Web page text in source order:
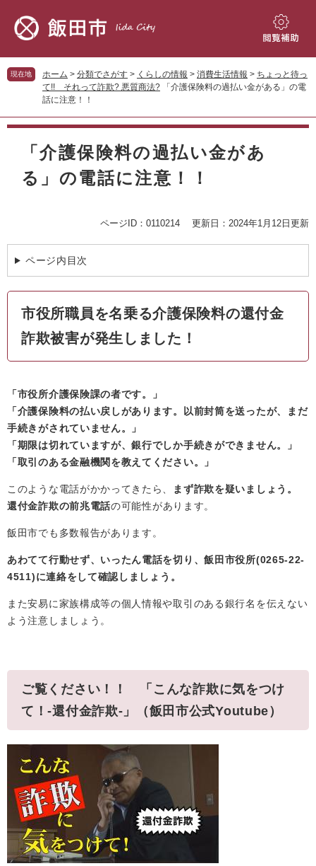
先
頭
を
飛
て
閲
補
助
現在地 ホーム > 分類でさがす > くらしの情報 > 消費生活情報 > ちょっと待っ
て!! それって詐欺? 悪質商法?
「介護保険料の過払い金がある」の電
話に注意！！
本
「介護保険料の過払い金があ
る」の電話に注意！！
ページID：0110214 更新日：2024年1月12日更新
ページ内目次
市役所職員を名乗る介護保険料の還付金
詐欺被害が発生しました！
「市役所介護保険課の者です。」
「介護保険料の払い戻しがあります。以前封筒を送ったが、まだ
手続きがされていません。」
「期限は切れていますが、銀行でしか手続きができません。」
「取引のある金融機関を教えてください。」
このような電話がかかってきたら、
まず詐欺を疑いましょう。
還付金詐欺の前兆電話の可能性があります。
飯田市でも多数報告があります。
あわてて行動せず、いったん電話を切り、飯田市役所(0265-22-
4511)に連絡をして確認しましょう。
また安易に家族構成等の個人情報や取引のある銀行名を伝えない
よう注意しましょう。
ご覧ください！！ 「こんな詐欺に気をつけ
て！-還付金詐欺-」（飯田市公式Youtube）